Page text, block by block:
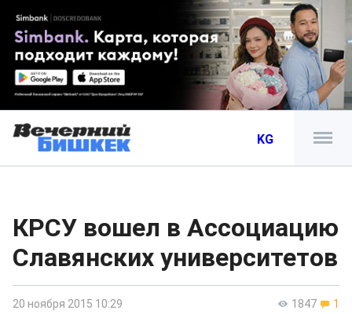
KG
КРСУ вошел в Ассоциацию
Славянских университетов
1847 1
20 ноября 2015 10:29